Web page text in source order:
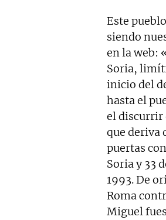
Este
siendo
en la web:
Soria,
inicio del
hasta el
el discurrir
que deriva
puertas
Soria y 33
1993. De
Roma
Miguel